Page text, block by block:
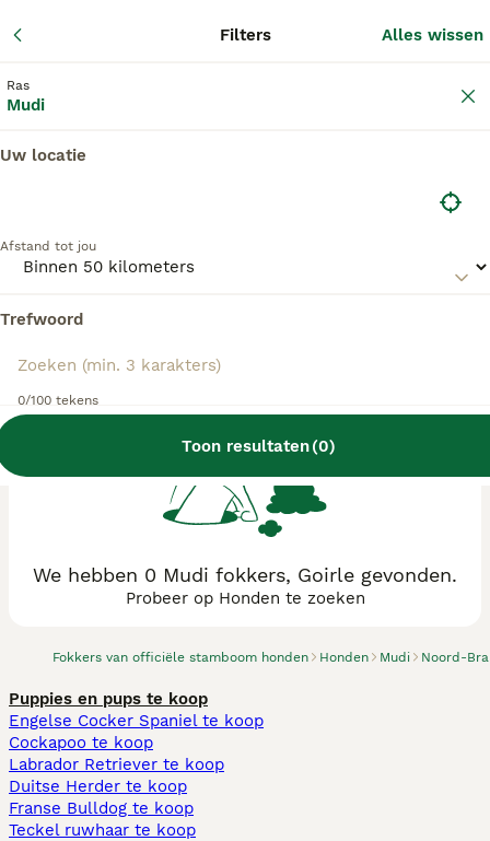
Filters
Filters Alles wissen
Ras
Mudi
Uw locatie
Afstand tot jou
Trefwoord
0/100 tekens
Toon resultaten(0)
Fokkers van officiële stamboom honden Honden Mudi Noord-
hun kennelregistratie bij de Raad van Beheer bij
ons aangeleverd, en fokken pups met een
deze fokkers? Dubbelcheck zelf altijd op de
ouderhonden bij bezichtiging.
We hebben 0 Mudi fokkers, Goirle gevonden.
Probeer op Honden te zoeken
Puppies en pups te koop
Engelse Cocker Spaniel te koop
Cockapoo te koop
Labrador Retriever te koop
Duitse Herder te koop
Franse Bulldog te koop
Teckel ruwhaar te koop